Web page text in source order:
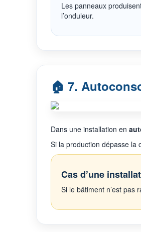
Les panneaux
l’onduleur.
🏠 7.
Dans une installation en
Si la production dépasse la
Cas d’une
Si le bâtiment n’est pas